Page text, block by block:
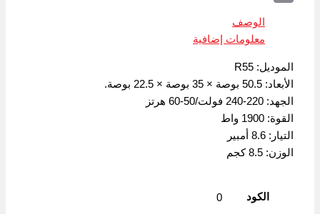
الوصف
معلومات إضافية
الموديل: R55
الأبعاد: 50.5 بوصة × 35 بوصة × 22.5 بوصة.
الجهد: 220-240 فولت/50-60 هرتز
القوة: 1900 واط
التيار: 8.6 أمبير
الوزن: 8.5 كجم
الكود 0